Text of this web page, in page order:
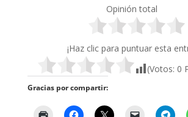
Opinión total
¡Haz clic para puntuar esta
(Votos: 0
Gracias por compartir: